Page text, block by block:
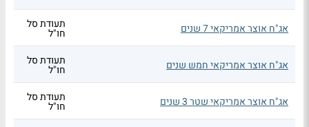
אג"ח אוצר אמריקאי 7 שנים תעודת סל
חו"ל
אג"ח אוצר אמריקאי חמש שנים תעודת סל
חו"ל
אג"ח אוצר אמריקאי שטר 3 שנים תעודת סל
חו"ל